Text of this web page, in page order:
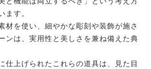
ます。
材を使い、細やかな彫刻や装飾が施さ
ンは、実用性と美しさを兼ね備えた典
仕上げられたこれらの道具は、見た目